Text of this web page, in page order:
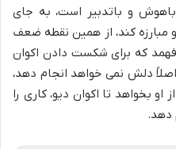
و باتدبیر است، به جای
مبارزه کند، از همین نقطه ضعف
فهمد که برای شکست دادن اکوان
اصلاً دلش نمی خواهد انجام دهد،
او بخواهد تا اکوان دیو، کاری را
دهد.